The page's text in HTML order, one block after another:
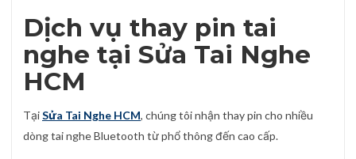
Dịch vụ thay pin tai
nghe tại Sửa Tai Nghe
HCM
TạiSửa Tai Nghe HCM, chúng tôi nhận thay pin cho nhiều
dòng tai nghe Bluetooth từ phổ thông đến cao cấp.